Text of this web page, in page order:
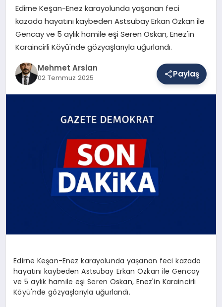
SAĞLIK
Edirne Keşan-Enez karayolunda yaşanan feci
kazada hayatını kaybeden Astsubay Erkan Özkan ile
Gencay ve 5 aylık hamile eşi Seren Oskan, Enez'in
Karaincirli Köyü'nde gözyaşlarıyla uğurlandı.
Mehmet Arslan
02 Temmuz 2025 Paylaş
Edirne Keşan-Enez karayolunda yaşanan feci kazada
hayatını kaybeden Astsubay Erkan Özkan ile Gencay
ve 5 aylık hamile eşi Seren Oskan, Enez'in Karaincirli
Köyü'nde gözyaşlarıyla uğurlandı.